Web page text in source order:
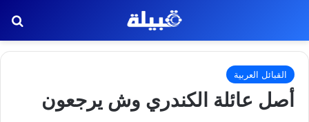
القبائل العربية
أصل عائلة الكندري وش يرجعون